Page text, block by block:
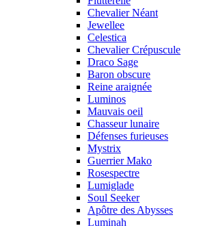
Chevalier Néant
Jewellee
Celestica
Chevalier Crépuscule
Draco Sage
Baron obscure
Reine araignée
Luminos
Mauvais oeil
Chasseur lunaire
Défenses furieuses
Mystrix
Guerrier Mako
Rosespectre
Lumiglade
Soul Seeker
Apôtre des Abysses
Luminah